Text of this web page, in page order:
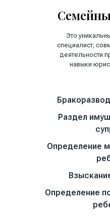
Это
специалист,
деятельности
навыки
Раздел
Определение
Определение